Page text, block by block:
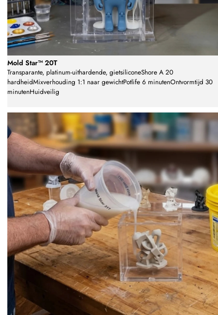
Mold Star™ 20T
Transparante, platinum-uithardende, gietsiliconeShore A 20
hardheidMixverhouding 1:1 naar gewichtPotlife 6 minutenOntvormtijd 30
minutenHuidveilig